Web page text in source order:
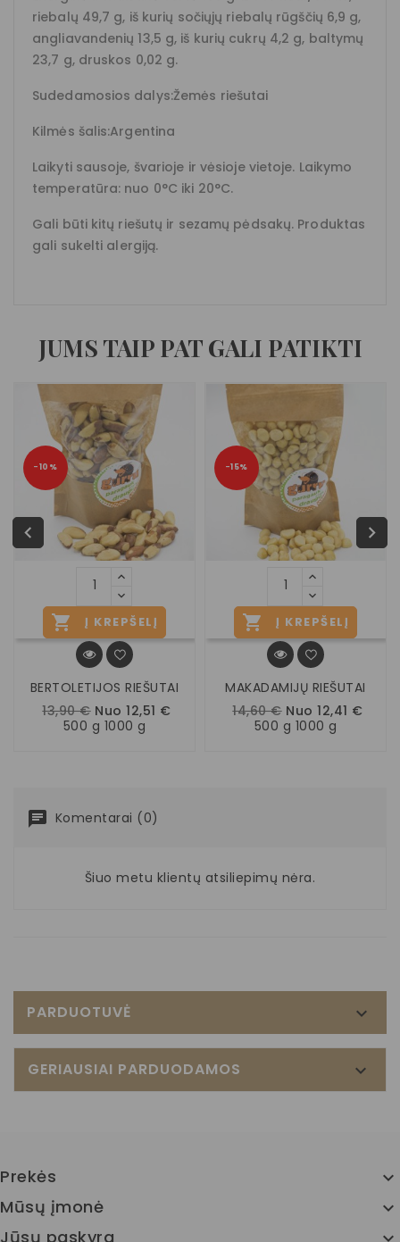
riebalų 49,7 g, iš kurių sočiųjų riebalų rūgščių 6,9 g,
angliavandenių 13,5 g, iš kurių cukrų 4,2 g, baltymų
23,7 g, druskos 0,02 g.
Sudedamosios dalys:Žemės riešutai
Kilmės šalis:Argentina
Laikyti sausoje, švarioje ir vėsioje vietoje. Laikymo
temperatūra: nuo 0°C iki 20°C.
Gali būti kitų riešutų ir sezamų pėdsakų. Produktas
gali sukelti alergiją.
JUMS TAIP PAT GALI PATIKTI
−10%
 Į KREPŠELĮ
BERTOLETIJOS RIEŠUTAI
13,90 € Nuo 12,51 €
500 g 1000 g
−15%
 Į KREPŠELĮ
MAKADAMIJŲ RIEŠUTAI
14,60 € Nuo 12,41 €
500 g 1000 g
Komentarai (0)
Šiuo metu klientų atsiliepimų nėra.
PARDUOTUVĖ 
GERIAUSIAI PARDUODAMOS 
Prekės 
Mūsų įmonė 
Jūsų paskyra